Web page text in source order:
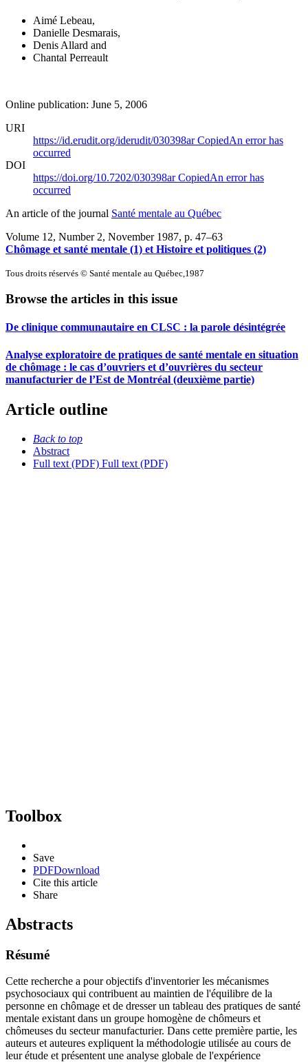
Aimé Lebeau,
Danielle Desmarais,
Denis Allard and
Chantal Perreault
Online publication: June 5, 2006
URI
https://id.erudit.org/iderudit/030398arCopiedAn error has
occurred
DOI
https://doi.org/10.7202/030398arCopiedAn error has
occurred
An article of the journal Santé mentale au Québec
Volume 12, Number 2, November 1987, p. 47–63
Chômage et santé mentale (1) et Histoire et politiques (2)
Tous droits réservés © Santé mentale au Québec,1987
Browse the articles in this issue
De clinique communautaire en CLSC : la parole désintégrée
Analyse exploratoire de pratiques de santé mentale en situation
de chômage : le cas d’ouvriers et d’ouvrières du secteur
manufacturier de l’Est de Montréal (deuxième partie)
Article outline
Back to top
Abstract
Full text (PDF) Full text (PDF)
Toolbox
Save
PDFDownload
Cite this article
Share
Abstracts
Résumé
Cette recherche a pour objectifs d'inventorier les mécanismes
psychosociaux qui contribuent au maintien de l'équilibre de la
personne en chômage et de dresser un tableau des pratiques de santé
mentale existant dans un groupe homogène de chômeurs et
chômeuses du secteur manufacturier. Dans cette première partie, les
auteurs et auteures expliquent la méthodologie utilisée au cours de
leur étude et présentent une analyse globale de l'expérience